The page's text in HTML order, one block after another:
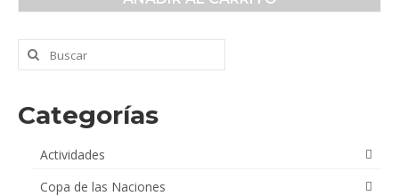
original
$35,000.00.
Buscar
por:
Categorías
Actividades
Copa de las Naciones